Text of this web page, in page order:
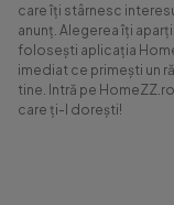
care îți stârnesc
anunț. Alegerea îți
folosești aplicația
imediat ce primești un
tine. Intră pe
care ți-l dorești!